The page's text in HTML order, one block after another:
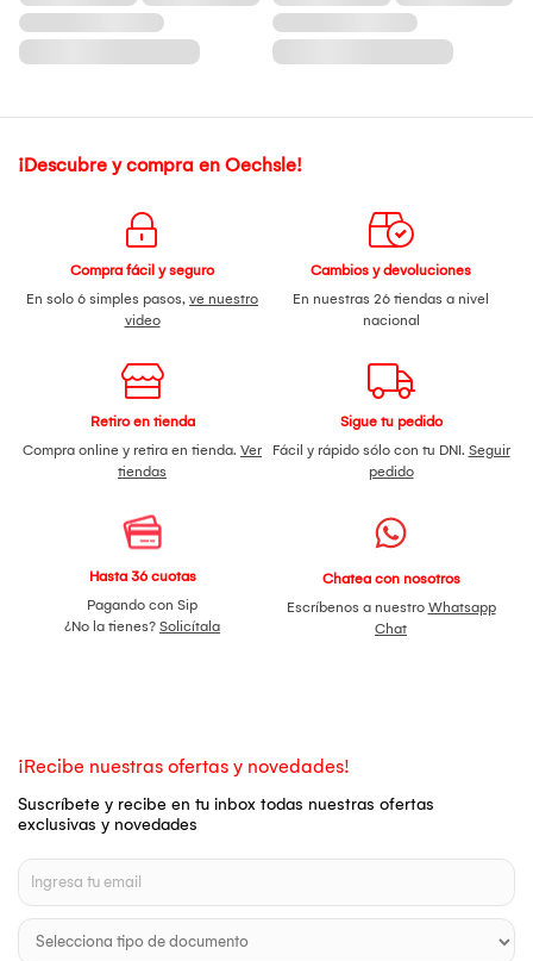
¡Descubre y compra en Oechsle!
Compra fácil y seguro
En solo 6 simples pasos, ve nuestro
video
Cambios y devoluciones
En nuestras 26 tiendas a nivel
nacional
Retiro en tienda
Compra online y retira en tienda. Ver
tiendas
Sigue tu pedido
Fácil y rápido sólo con tu DNI. Seguir
pedido
Hasta 36 cuotas
Pagando con Sip
¿No la tienes? Solicítala
Chatea con nosotros
Escríbenos a nuestro Whatsapp
Chat
¡Recibe nuestras ofertas y novedades!
Suscríbete y recibe en tu inbox todas nuestras ofertas
exclusivas y novedades